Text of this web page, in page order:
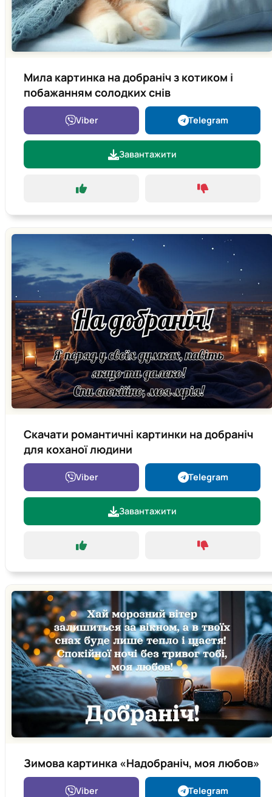
Мила картинка на добраніч з котиком і
побажанням солодких снів
Viber Telegram
Завантажити
Скачати романтичні картинки на добраніч
для коханої людини
Viber Telegram
Завантажити
Зимова картинка «Надобраніч, моя любов»
Viber Telegram